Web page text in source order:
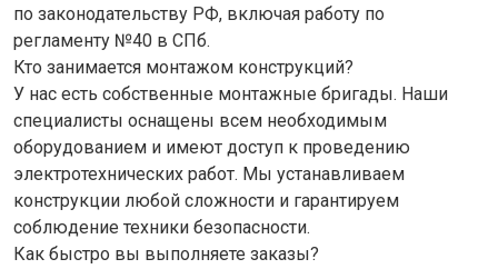
по законодательству РФ, включая работу по
регламенту №40 в СПб.
Кто занимается монтажом конструкций?
У нас есть собственные монтажные бригады. Наши
специалисты оснащены всем необходимым
оборудованием и имеют доступ к проведению
электротехнических работ. Мы устанавливаем
конструкции любой сложности и гарантируем
соблюдение техники безопасности.
Как быстро вы выполняете заказы?